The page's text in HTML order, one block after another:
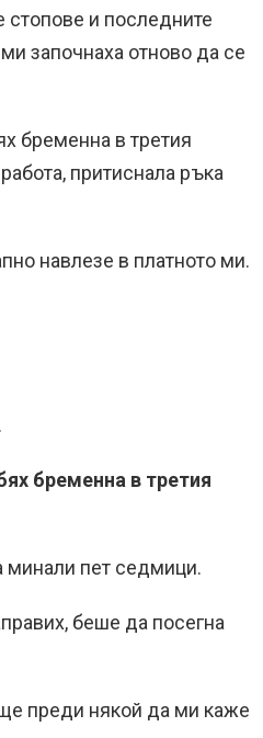
стопове и последните
започнаха отново да се
бременна в третия
притиснала ръка
навлезе в платното ми.
бременна в третия
минали пет седмици.
беше да посегна
преди някой да ми каже